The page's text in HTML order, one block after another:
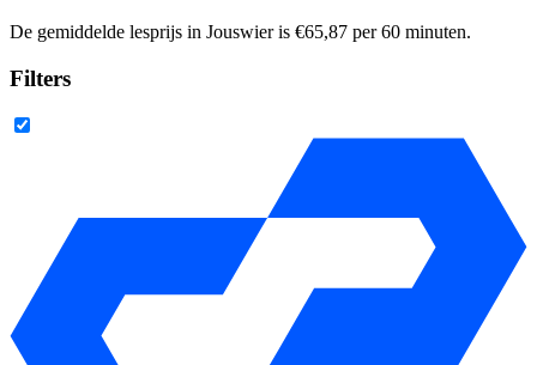
De gemiddelde lesprijs in Jouswier is €65,87 per 60 minuten.
Filters